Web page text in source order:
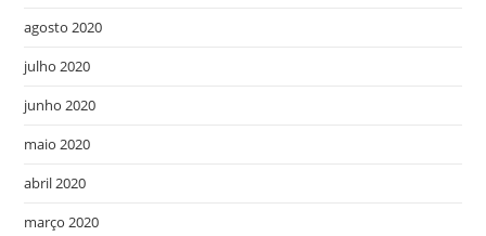
agosto 2020
julho 2020
junho 2020
maio 2020
abril 2020
março 2020